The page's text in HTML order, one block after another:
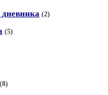
(2)
(5)
(8)